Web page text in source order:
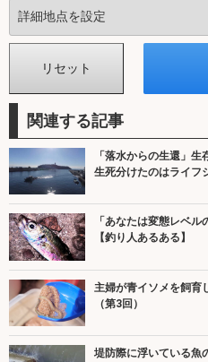
関連する記事
「落水からの生還」生
生死分けたのはライフ
「あなたは変態レベ
【釣り人あるある】
主婦が青イソメを飼
（第3回）
堤防際に浮いている